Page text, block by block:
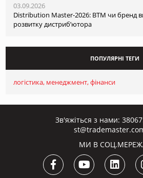
03.09.2026
Distribution Master-2026: ВТМ чи бренд
розвитку дистриб’ютора
ПОПУЛЯРНІ ТЕГИ
логістика менеджмент фінанси
Зв'яжіться з нами:
МИ В